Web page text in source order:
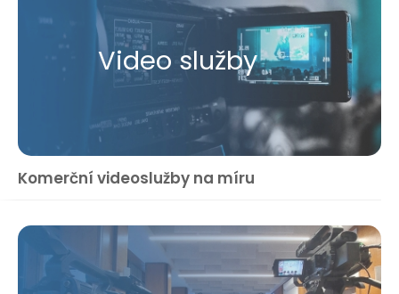
Video služby
Komerční videoslužby na míru